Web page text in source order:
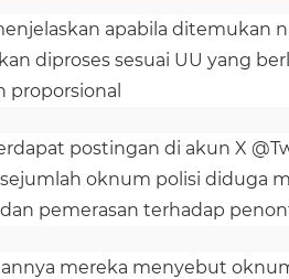
apabila ditemukan
diproses sesuai UU yang
proporsional
postingan di akun X
oknum polisi diduga
pemerasan terhadap
mereka menyebut